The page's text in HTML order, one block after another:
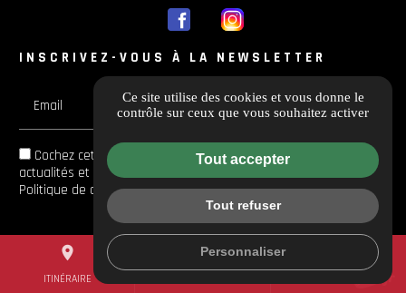
place
ITINÉRAIRE
mail
INSCRIVEZ-VOUS À LA NEWSLETTER
Email
Cochez cette case si vous souhaitez recevoir toutes les
actualités et les offres en avant-première et Vous acceptez la
Politique de confidentialitédeGuichard Moto
Ce site utilise des cookies et vous donne le
contrôle sur ceux que vous souhaitez activer
Tout accepter
Tout refuser
Personnaliser